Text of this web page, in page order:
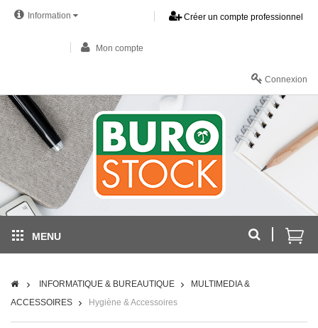
Information Créer un compte professionnel
Mon compte
Connexion
MENU
INFORMATIQUE & BUREAUTIQUE
MULTIMEDIA &
ACCESSOIRES
Hygiène & Accessoires